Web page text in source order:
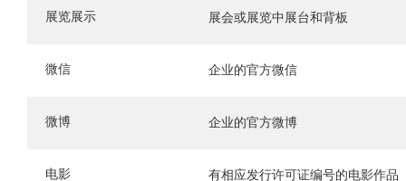
展览展示 展会或展览中展台和背板
微信 企业的官方微信
微博 企业的官方微博
电影 有相应发行许可证编号的电影作品